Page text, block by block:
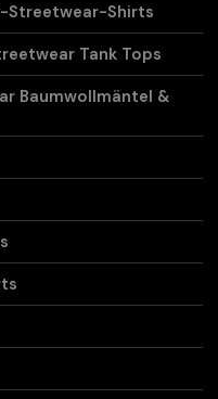
Streetwear-Shirts
Tank Tops
Baumwollmäntel &